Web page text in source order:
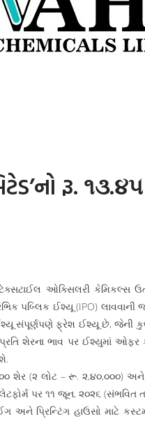
રૂ.
ઓક્સિલરી કેમિકલ્સ
પબ્લિક ઈશ્યૂ (IPO)
ફ્રેશ ઈશ્યૂ છે, જેની કુલ
શેરના ભાવ પર ઈશ્યુમાં
શેર (૨ લોટ – રૂ. ૨,૪૦,૦૦૦)
પર ૧૧ જૂન, ૨૦૨૬ (સંભવિત
અને પ્રિન્ટિંગ હાઉસો માટે